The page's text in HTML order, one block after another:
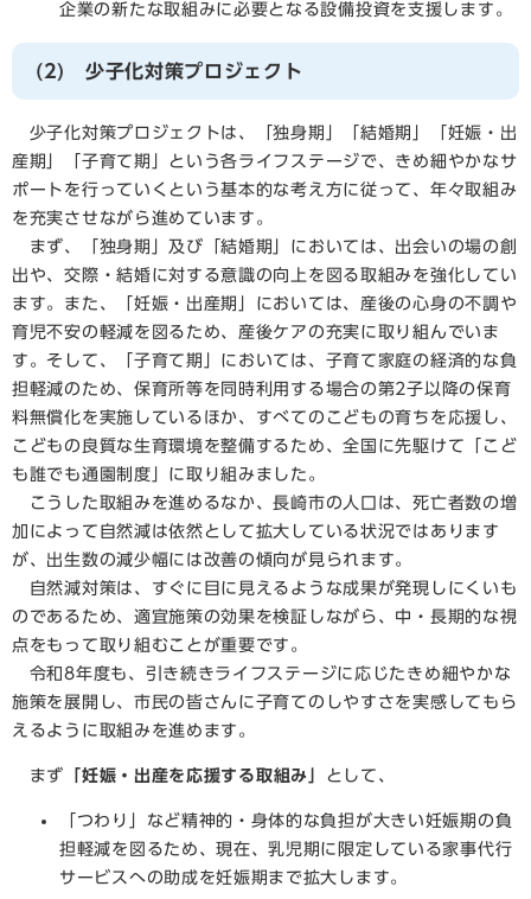
企業の新たな取組みに必要となる設備投資を支援します。
(2) 少子化対策プロジェクト
少子化対策プロジェクトは、「独身期」「結婚期」「妊娠・出
産期」「子育て期」という各ライフステージで、きめ細やかなサ
ポートを行っていくという基本的な考え方に従って、年々取組み
を充実させながら進めています。
​ まず、「独身期」及び「結婚期」においては、出会いの場の創
出や、交際・結婚に対する意識の向上を図る取組みを強化してい
ます。また、「妊娠・出産期」においては、産後の心身の不調や
育児不安の軽減を図るため、産後ケアの充実に取り組んでいま
す。そして、「子育て期」においては、子育て家庭の経済的な負
担軽減のため、保育所等を同時利用する場合の第2子以降の保育
料無償化を実施しているほか、すべてのこどもの育ちを応援し、
こどもの良質な生育環境を整備するため、全国に先駆けて「こど
も誰でも通園制度」に取り組みました。
こうした取組みを進めるなか、長崎市の人口は、死亡者数の増
加によって自然減は依然として拡大している状況ではあります
が、出生数の減少幅には改善の傾向が見られます。
自然減対策は、すぐに目に見えるような成果が発現しにくいも
のであるため、適宜施策の効果を検証しながら、中・長期的な視
点をもって取り組むことが重要です。
令和8年度も、引き続きライフステージに応じたきめ細やかな
施策を展開し、市民の皆さんに子育てのしやすさを実感してもら
えるように取組みを進めます。
まず 「妊娠・出産を応援する取組み」 として、
「つわり」など精神的・身体的な負担が大きい妊娠期の負
担軽減を図るため、現在、乳児期に限定している家事代行
サービスへの助成を妊娠期まで拡大します。